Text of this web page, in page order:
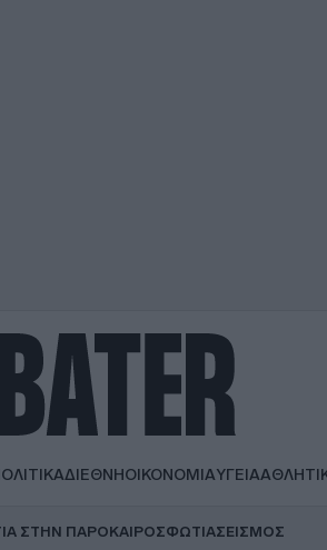
ΔΙΕΘΝΗΟΙΚΟΝΟΜΙΑΥΓΕΙΑ
ΣΤΗΝ ΠΑΡΟΚΑΙΡΟΣΦΩΤΙΑΣΕΙΣΜΟΣ